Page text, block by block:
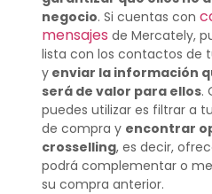
negocio. Si cuentas con
mensajes de Mercately,
lista con los contactos de
yenviar la información
será de valor para ellos.
puedes utilizar es filtrar a
de compra y encontrar
crosselling, es decir,
podrá complementar o
su compra anterior.